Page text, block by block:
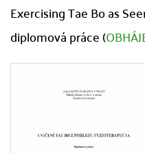
Exercising Tae Bo as
diplomová práce (